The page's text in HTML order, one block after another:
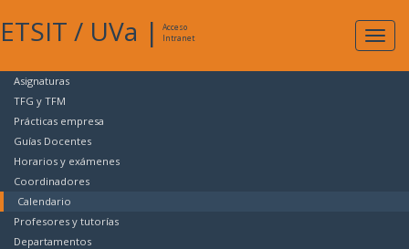
ETSIT / UVa |
Acceso
Intranet
Asignaturas
TFG y TFM
Prácticas empresa
Guías Docentes
Horarios y exámenes
Coordinadores
Calendario
Profesores y tutorías
Departamentos